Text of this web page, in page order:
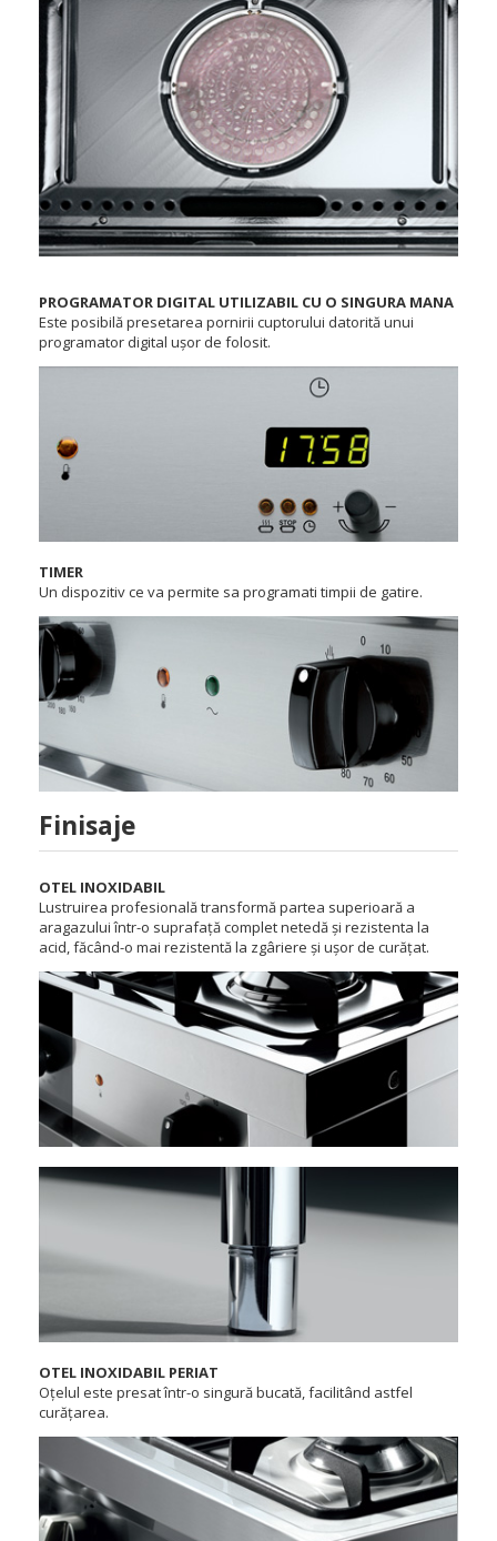
PROGRAMATOR DIGITAL UTILIZABIL CU O SINGURA MANA
Este posibilă presetarea pornirii cuptorului datorită unui
programator digital ușor de folosit.
TIMER
Un dispozitiv ce va permite sa programati timpii de gatire.
Finisaje
OTEL INOXIDABIL
Lustruirea profesională transformă partea superioară a
aragazului într-o suprafață complet netedă și rezistenta la
acid, făcând-o mai rezistentă la zgâriere și ușor de curățat.
OTEL INOXIDABIL PERIAT
Oțelul este presat într-o singură bucată, facilitând astfel
curățarea.